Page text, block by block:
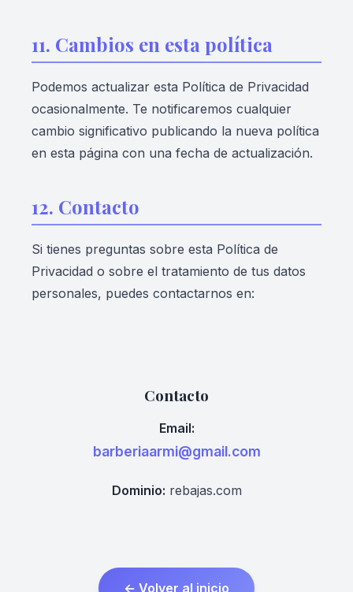
11. Cambios en esta política
Podemos actualizar esta Política de Privacidad
ocasionalmente. Te notificaremos cualquier
cambio significativo publicando la nueva política
en esta página con una fecha de actualización.
12. Contacto
Si tienes preguntas sobre esta Política de
Privacidad o sobre el tratamiento de tus datos
personales, puedes contactarnos en:
Contacto
Email:
barberiaarmi@gmail.com
Dominio: rebajas.com
← Volver al inicio